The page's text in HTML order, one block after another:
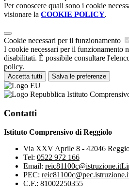
Per conoscere quali sono i cookie
visionare la COOKIE POLICY.
Cookie necessari per il funzionamento
I cookie necessari per il funzionamento
disabilitati. È possibile consultare
policy.
Accetta tutti Salva le preferenze
Istituto
Contatti
Istituto Comprensivo di Reggiolo
Via XXV Aprile 8 - 42046
Tel: 0522 972 166
Email: reic81100c@istruzione.it
PEC:
C.F.: 81002250355